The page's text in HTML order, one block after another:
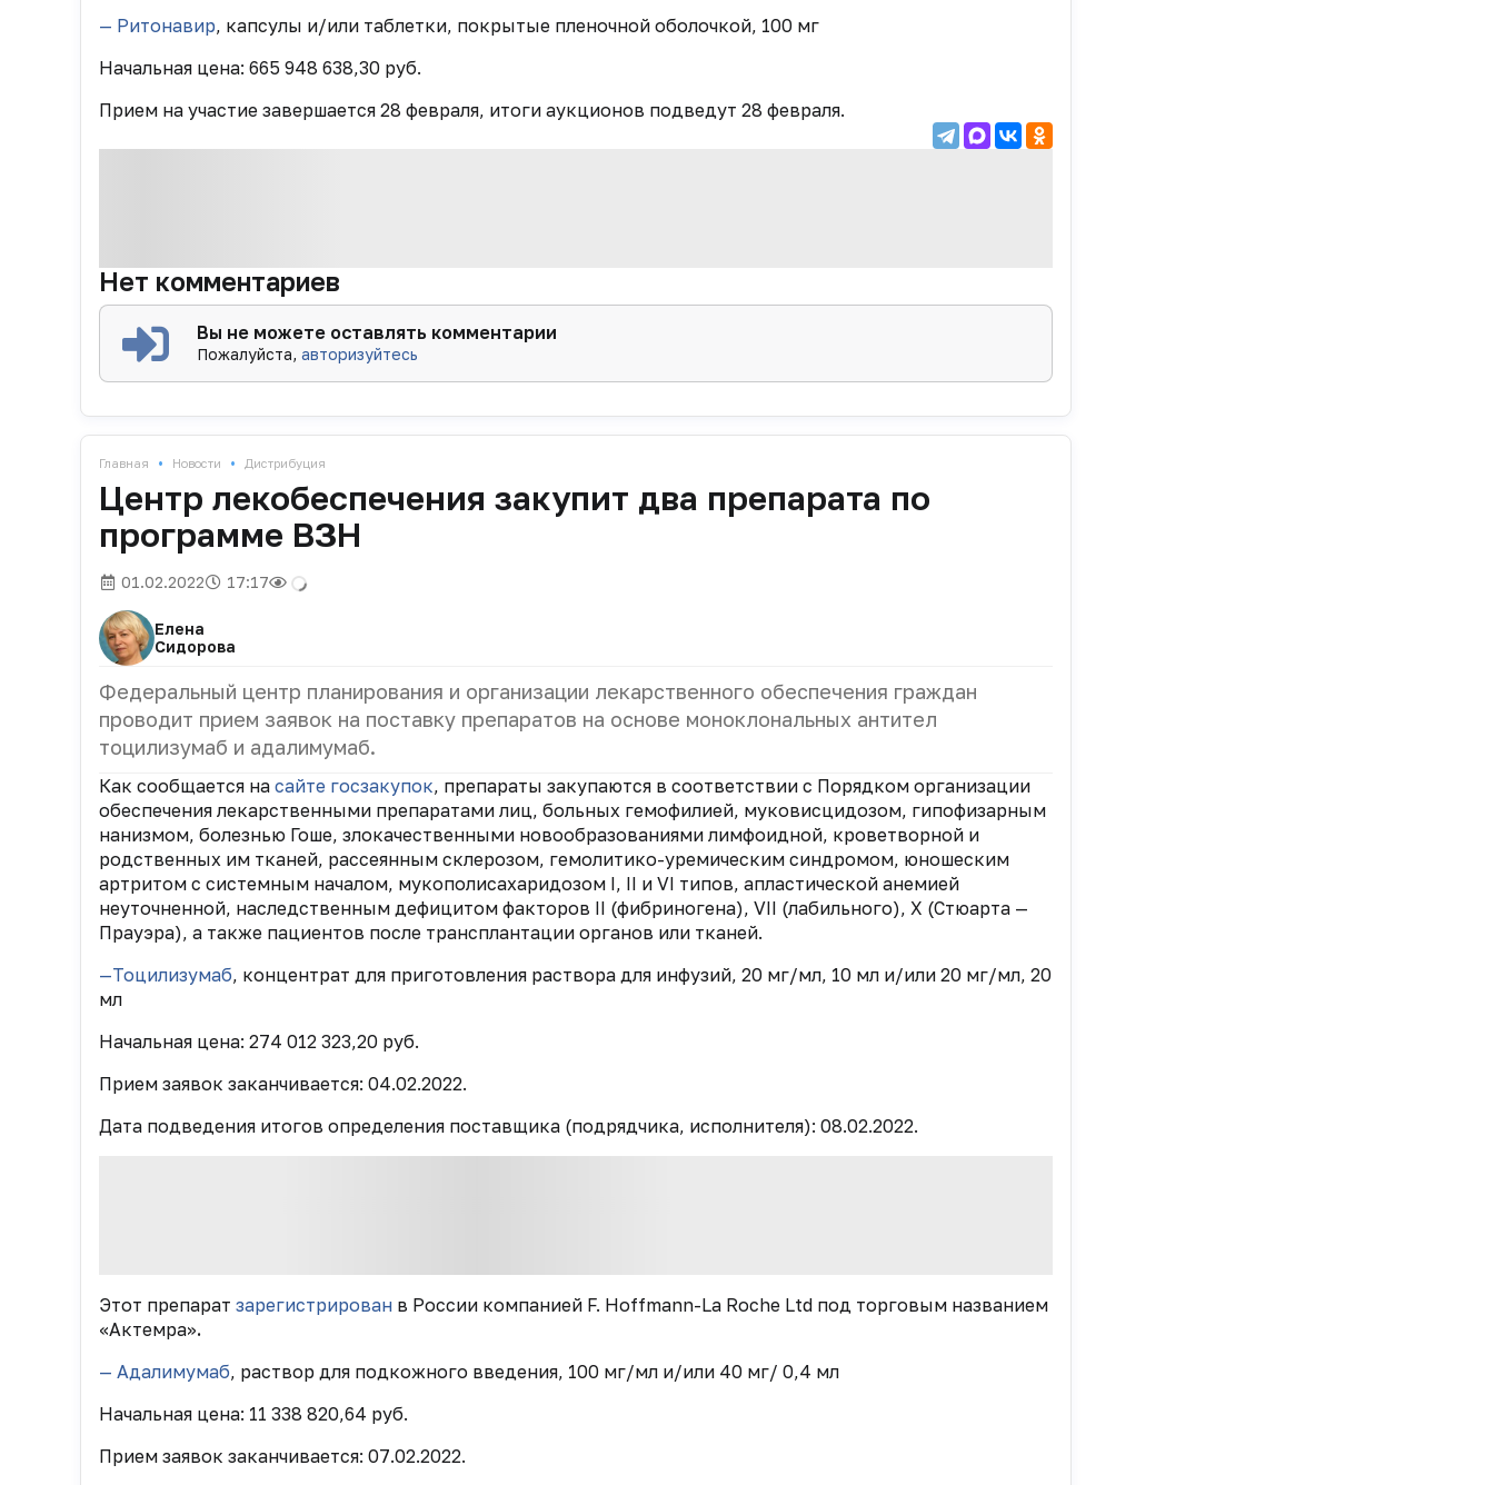
— Ритонавир, капсулы и/или таблетки, покрытые пленочной оболочкой, 100 мг
Начальная цена: 665 948 638,30 руб.
Прием на участие завершается 28 февраля, итоги аукционов подведут 28 февраля.
Нет комментариев
Вы не можете оставлять комментарии
Пожалуйста,авторизуйтесь
Главная • Новости • Дистрибуция
Центр лекобеспечения закупит два препарата по
программе ВЗН
01.02.2022 17:17
Елена
Сидорова
Федеральный центр планирования и организации лекарственного обеспечения граждан
проводит прием заявок на поставку препаратов на основе моноклональных антител
тоцилизумаб и адалимумаб.
Как сообщается на сайте госзакупок, препараты закупаются в соответствии с Порядком организации
обеспечения лекарственными препаратами лиц, больных гемофилией, муковисцидозом, гипофизарным
нанизмом, болезнью Гоше, злокачественными новообразованиями лимфоидной, кроветворной и
родственных им тканей, рассеянным склерозом, гемолитико-уремическим синдромом, юношеским
артритом с системным началом, мукополисахаридозом I, II и VI типов, апластической анемией
неуточненной, наследственным дефицитом факторов II (фибриногена), VII (лабильного), X (Стюарта —
Прауэра), а также пациентов после трансплантации органов или тканей.
—Тоцилизумаб, концентрат для приготовления раствора для инфузий, 20 мг/мл, 10 мл и/или 20 мг/мл, 20
мл
Начальная цена: 274 012 323,20 руб.
Прием заявок заканчивается: 04.02.2022.
Дата подведения итогов определения поставщика (подрядчика, исполнителя): 08.02.2022.
Этот препарат зарегистрирован в России компанией F. Hoffmann-La Roche Ltd под торговым названием
«Актемра».
— Адалимумаб, раствор для подкожного введения, 100 мг/мл и/или 40 мг/ 0,4 мл
Начальная цена: 11 338 820,64 руб.
Прием заявок заканчивается: 07.02.2022.